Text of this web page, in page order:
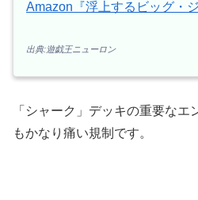
Amazon『浮上するビッグ・ジ
出典:遊戯王ニューロン
「シャーク」デッキの重要なエ
もかなり痛い規制です。